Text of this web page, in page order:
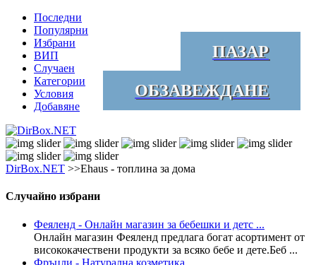
Последни
Популярни
Избрани
ВИП
Случаен
Категории
Условия
Добавяне
ПАЗАР
ОБЗАВЕЖДАНЕ
DirBox.NET >>Ehaus - топлина за дома
Случайно избрани
Феяленд - Онлайн магазин за бебешки и детс ...
Онлайн магазин Феяленд предлага богат асортимент от
висококачествени продукти за всяко бебе и дете.Беб ...
Фръцли - Натурална козметика